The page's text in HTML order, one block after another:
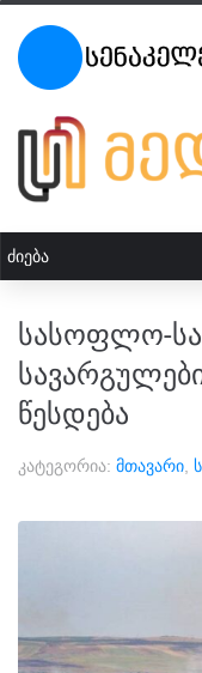
სასოფლო-
წესდება
კატეგორია: მთავარი